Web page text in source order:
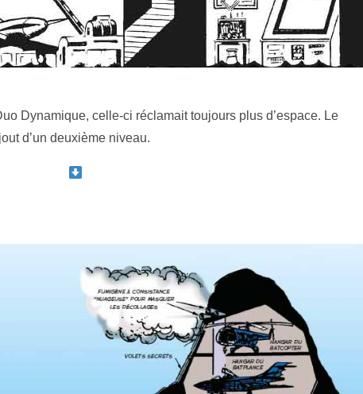
Dynamique, celle-ci réclamait toujours plus d’espace. Le
d’un deuxième niveau.